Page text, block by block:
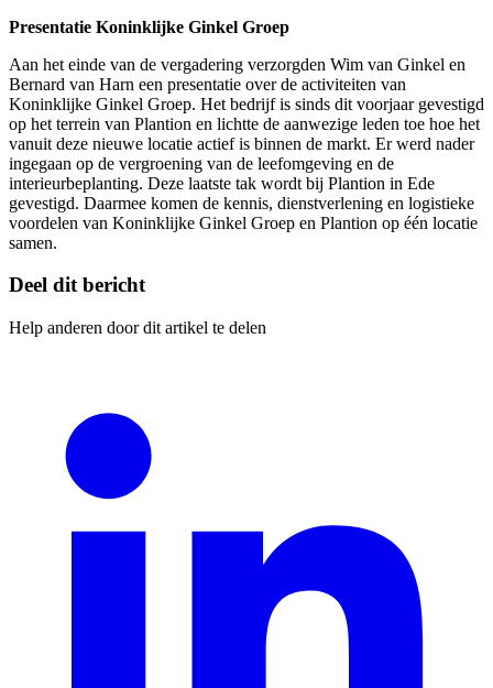
Presentatie Koninklijke Ginkel Groep
Aan het einde van de vergadering verzorgden Wim van Ginkel en
Bernard van Harn een presentatie over de activiteiten van
Koninklijke Ginkel Groep. Het bedrijf is sinds dit voorjaar gevestigd
op het terrein van Plantion en lichtte de aanwezige leden toe hoe het
vanuit deze nieuwe locatie actief is binnen de markt. Er werd nader
ingegaan op de vergroening van de leefomgeving en de
interieurbeplanting. Deze laatste tak wordt bij Plantion in Ede
gevestigd. Daarmee komen de kennis, dienstverlening en logistieke
voordelen van Koninklijke Ginkel Groep en Plantion op één locatie
samen.
Deel dit bericht
Help anderen door dit artikel te delen